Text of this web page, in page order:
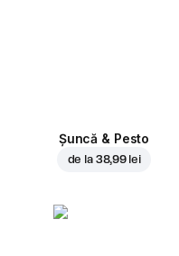
Șuncă & Pesto
de la 38,99 lei